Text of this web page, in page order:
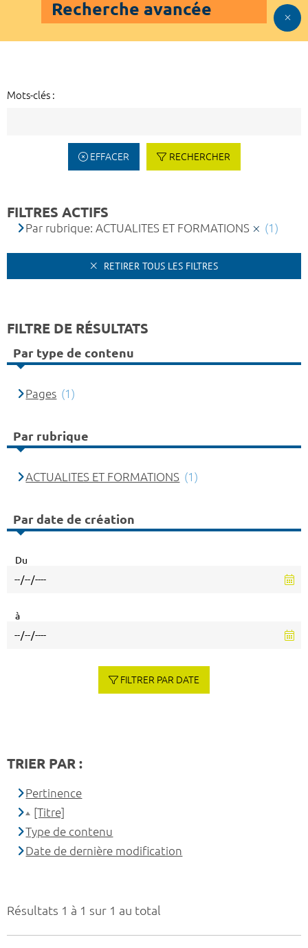
Recherche avancée
Mots-clés :
EFFACER RECHERCHER
Résultats 1 à 1 sur 1 au total
FILTRES ACTIFS
Par rubrique: ACTUALITES ET FORMATIONS (1)
RETIRER TOUS LES FILTRES
FILTRE DE RÉSULTATS
Par type de contenu
Pages (1)
Par rubrique
ACTUALITES ET FORMATIONS (1)
Par date de création
Du
à
FILTRER PAR DATE
TRIER PAR :
Pertinence
[Titre]
Type de contenu
Date de dernière modification